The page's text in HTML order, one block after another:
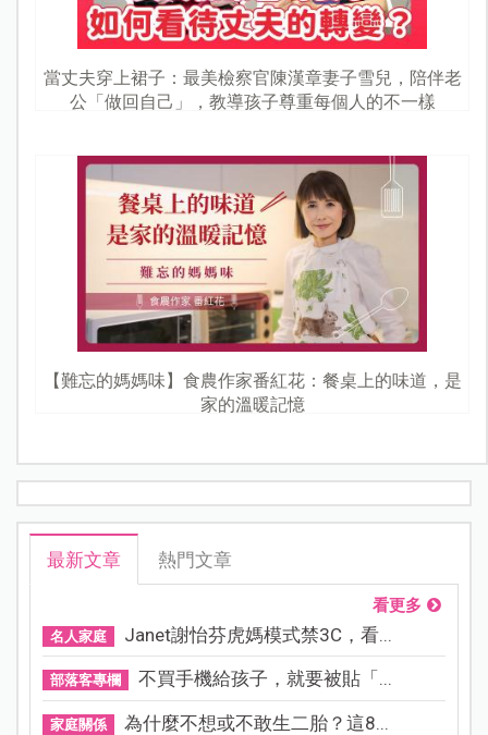
當丈夫穿上裙子：最美檢察官陳漢章妻子雪兒，陪伴老
公「做回自己」，教導孩子尊重每個人的不一樣
【難忘的媽媽味】食農作家番紅花：餐桌上的味道，是
家的溫暖記憶
最新文章 熱門文章
看更多
名人家庭 Janet謝怡芬虎媽模式禁3C，看...
部落客專欄 不買手機給孩子，就要被貼「...
家庭關係 為什麼不想或不敢生二胎？這8...